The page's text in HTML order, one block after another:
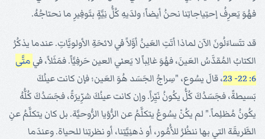
فهُوَ يَعرِفُ إحتِياجاتِنا نحنُ أيضاً؛ ولدَيهِ كُلُّ نِيَّةٍ بتَوفِيرِ ما نحتاجُهُ.
قد تتَساءَلُونَ الآن لماذا أتَتِ العَينُ أوَّلاً في لائحَةِ الأولويَّاتِ. عندما يذكُرُ
الكتابُ المُقدَّسُ العَينَ، فهُوَ غالِباً لا يَعني العين حَرفِيَّاً. فمَثَلاً، في متَّى
6: 22- 23
، قالَ يسُوع، "سِراجُ الجَسَد هُوَ العَين؛ فإن كانت عينُكَ
بَسيطةً، فجَسَدُكَ كُلُّ يكُونُ نَيِّراً. وإن كانت عينُكَ شرِّيرَةً، فجَسَدُكَ كُلُّهُ
يكُونُ مُظلِماً." لم يكُنْ يسُوعُ يتكلَّمُ عن الرُّؤيا الرُّوحيَّة. بل كان يتكلَّمُ عنِ
الطَّريقَة التي بها ننظُرُ للأُمُور، أو ذهنِيَّتِنا، أو نظرتِنا للحياة. وعندَما